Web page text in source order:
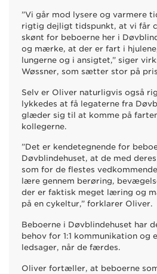
”Vi går mod lysere og varmere
rigtig dejligt tidspunkt, at vi får
skønt for beboerne her i
og mærke, at der er fart i
lungerne og i ansigtet,” siger
Wøssner, som sætter stor på
Selv er Oliver naturligvis også
lykkedes at få legaterne fra
glæder sig til at komme på
kollegerne.
”Det er kendetegnende for
Døvblindehuset, at de med
som for de flestes
lære gennem berøring,
der er faktisk meget læring og
på en cykeltur,” forklarer Oliver.
Beboerne i Døvblindehuset har
behov for 1:1 kommunikation og
ledsager, når de færdes.
Oliver fortæller, at beboerne